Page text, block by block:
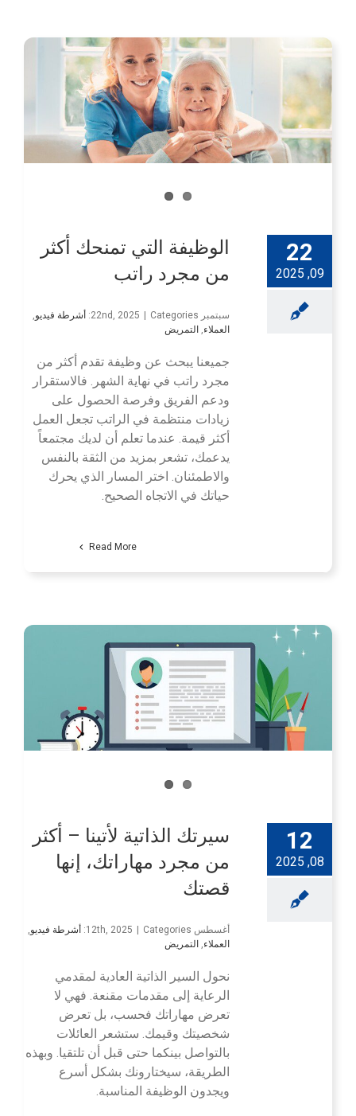
22
09, 2025
الوظيفة التي تمنحك أكثر
من مجرد راتب
سبتمبر 22nd, 2025 Categories: أشرطة فيديو,
العملاء, التمريض
جميعنا يبحث عن وظيفة تقدم أكثر من
مجرد راتب في نهاية الشهر. فالاستقرار
ودعم الفريق وفرصة الحصول على
زيادات منتظمة في الراتب تجعل العمل
أكثر قيمة. عندما تعلم أن لديك مجتمعاً
يدعمك، تشعر بمزيد من الثقة بالنفس
والاطمئنان. اختر المسار الذي يحرك
حياتك في الاتجاه الصحيح.
Read More
12
08, 2025
سيرتك الذاتية لأتينا – أكثر
من مجرد مهاراتك، إنها
قصتك
أغسطس 12th, 2025 Categories: أشرطة فيديو,
العملاء, التمريض
نحول السير الذاتية العادية لمقدمي
الرعاية إلى مقدمات مقنعة. فهي لا
تعرض مهاراتك فحسب، بل تعرض
شخصيتك وقيمك. ستشعر العائلات
بالتواصل بينكما حتى قبل أن تلتقيا. وبهذه
الطريقة، سيختارونك بشكل أسرع
ويجدون الوظيفة المناسبة.